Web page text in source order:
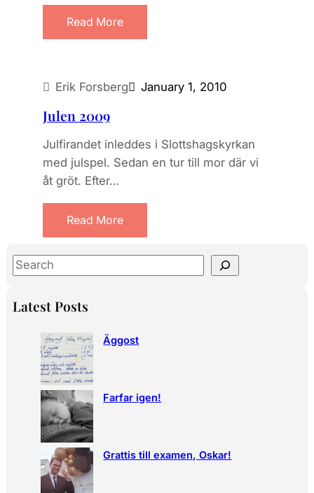
Read More
Erik Forsberg January 1, 2010
Julen 2009
Julfirandet inleddes i Slottshagskyrkan
med julspel. Sedan en tur till mor där vi
åt gröt. Efter…
Read More
S
a
Latest Posts
Äggost
Farfar igen!
Grattis till examen, Oskar!